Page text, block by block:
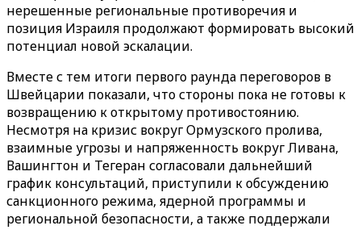
нерешенные региональные противоречия и
позиция Израиля продолжают формировать высокий
потенциал новой эскалации.
Вместе с тем итоги первого раунда переговоров в
Швейцарии показали, что стороны пока не готовы к
возвращению к открытому противостоянию.
Несмотря на кризис вокруг Ормузского пролива,
взаимные угрозы и напряженность вокруг Ливана,
Вашингтон и Тегеран согласовали дальнейший
график консультаций, приступили к обсуждению
санкционного режима, ядерной программы и
региональной безопасности, а также поддержали